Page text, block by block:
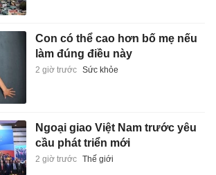
Con có thể cao hơn bố mẹ nếu
làm đúng điều này
2 giờ trước Sức khỏe
Ngoại giao Việt Nam trước yêu
cầu phát triển mới
2 giờ trước Thế giới